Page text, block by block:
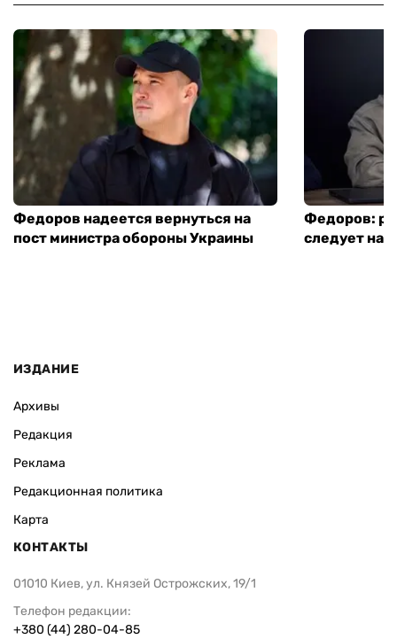
Федоров надеется вернуться на
пост министра обороны Украины
Федоров:
следует
ИЗДАНИЕ
Архивы
Редакция
Реклама
Редакционная политика
Карта
КОНТАКТЫ
01010 Киев, ул. Князей Острожских, 19/1
Телефон редакции:
+380 (44) 280-04-85